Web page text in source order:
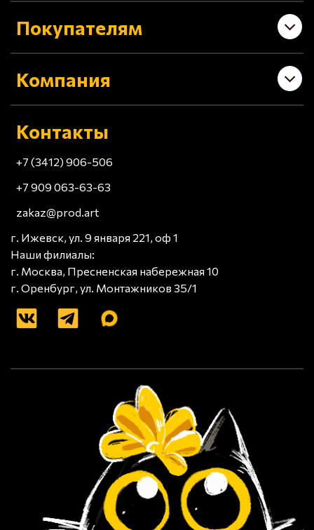
Покупателям
Компания
Контакты
+7 (3412) 906-506
+7 909 063-63-63
zakaz@prod.art
г. Ижевск, ул. 9 января 221, оф 1
Наши филиалы:
г. Москва, Пресненская набережная 10
г. Оренбург, ул. Монтажников 35/1